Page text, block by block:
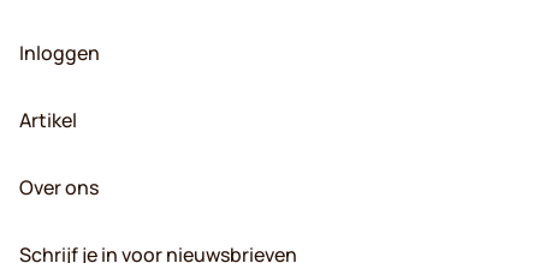
Inloggen
Artikel
Over ons
Schrijf je in voor nieuwsbrieven